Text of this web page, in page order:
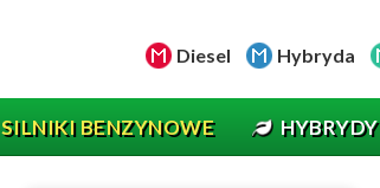
Diesel Hybryda
SILNIKI BENZYNOWE HYBRYDY